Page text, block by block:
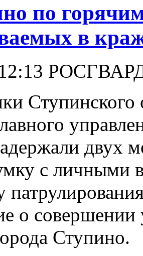
по
в
Ступинского
двух
с личными
о совершении
Ступино.